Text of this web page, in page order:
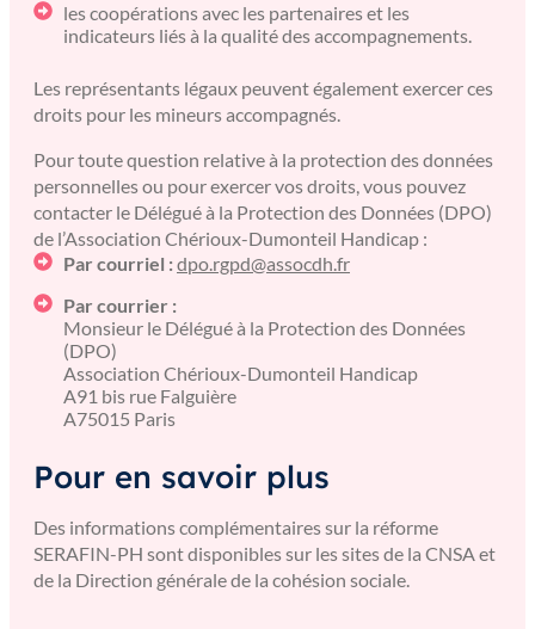
les coopérations avec les partenaires et les
indicateurs liés à la qualité des accompagnements.
Les représentants légaux peuvent également exercer ces
droits pour les mineurs accompagnés.
Pour toute question relative à la protection des données
personnelles ou pour exercer vos droits, vous pouvez
contacter le Délégué à la Protection des Données (DPO)
de l’Association Chérioux-Dumonteil Handicap :
Par courriel :dpo.rgpd@assocdh.fr
Par courrier :
Monsieur le Délégué à la Protection des Données
(DPO)
Association Chérioux-Dumonteil Handicap
A91 bis rue Falguière
A75015 Paris
Pour en savoir plus
Des informations complémentaires sur la réforme
SERAFIN-PH sont disponibles sur les sites de la CNSA et
de la Direction générale de la cohésion sociale.